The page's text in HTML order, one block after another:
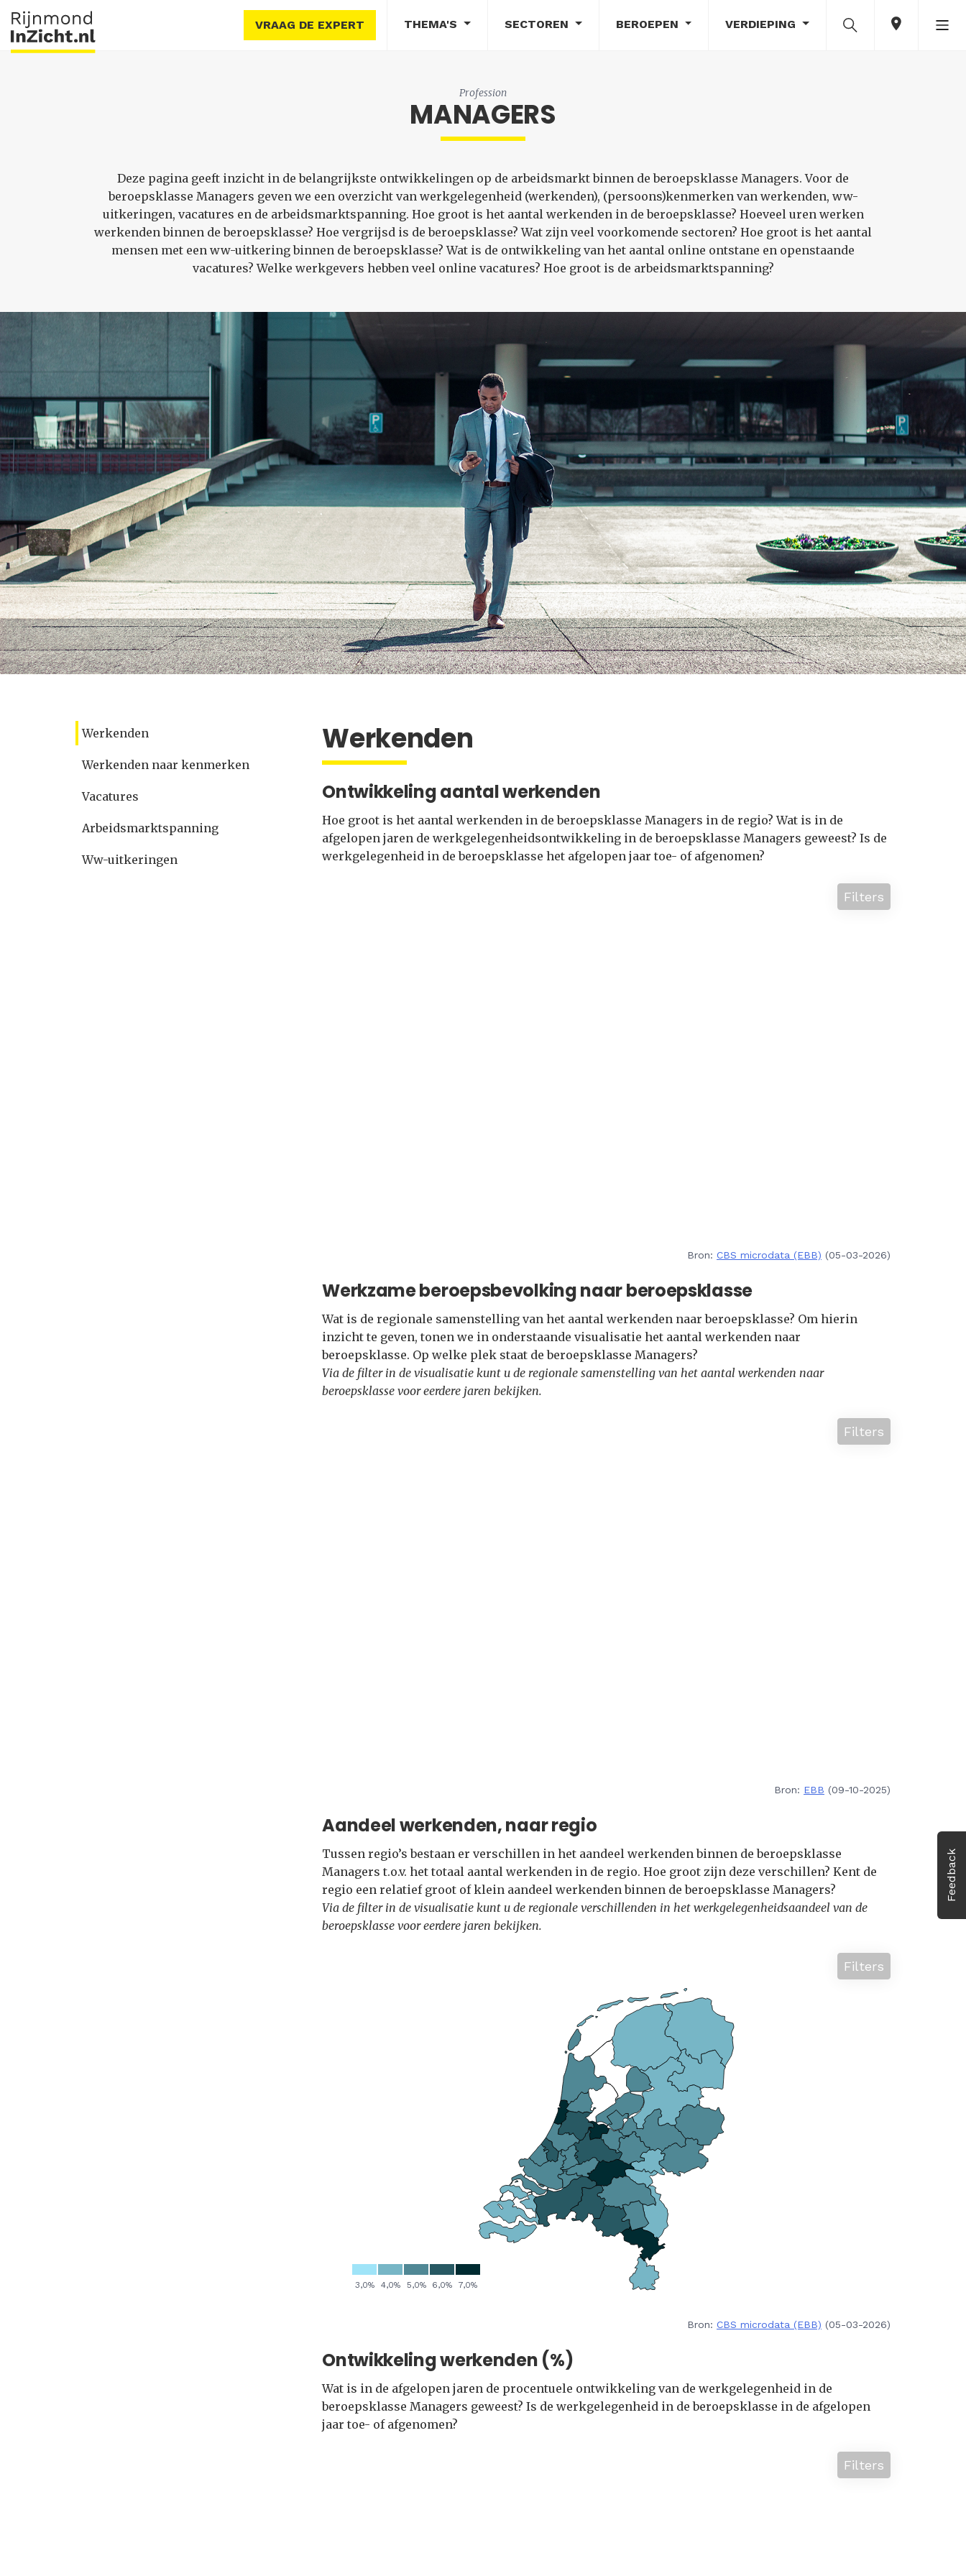
VRAAG DE EXPERT THEMA'S SECTOREN BEROEPEN VERDIEPING
Feedback
Profession
MANAGERS
Deze pagina geeft inzicht in de belangrijkste ontwikkelingen op de arbeidsmarkt binnen de beroepsklasse Managers. Voor de
beroepsklasse Managers geven we een overzicht van werkgelegenheid (werkenden), (persoons)kenmerken van werkenden, ww-
uitkeringen, vacatures en de arbeidsmarktspanning. Hoe groot is het aantal werkenden in de beroepsklasse? Hoeveel uren werken
werkenden binnen de beroepsklasse? Hoe vergrijsd is de beroepsklasse? Wat zijn veel voorkomende sectoren? Hoe groot is het aantal
mensen met een ww-uitkering binnen de beroepsklasse? Wat is de ontwikkeling van het aantal online ontstane en openstaande
vacatures? Welke werkgevers hebben veel online vacatures? Hoe groot is de arbeidsmarktspanning?
Werkenden
Werkenden naar kenmerken
Vacatures
Arbeidsmarktspanning
Ww-uitkeringen
Werkenden
Ontwikkeling aantal werkenden
Hoe groot is het aantal werkenden in de beroepsklasse Managers in de regio? Wat is in de
afgelopen jaren de werkgelegenheidsontwikkeling in de beroepsklasse Managers geweest? Is de
werkgelegenheid in de beroepsklasse het afgelopen jaar toe- of afgenomen?
Filters
Bron: CBS microdata (EBB) (05-03-2026)
Werkzame beroepsbevolking naar beroepsklasse
Wat is de regionale samenstelling van het aantal werkenden naar beroepsklasse? Om hierin
inzicht te geven, tonen we in onderstaande visualisatie het aantal werkenden naar
beroepsklasse. Op welke plek staat de beroepsklasse Managers?
Via de filter in de visualisatie kunt u de regionale samenstelling van het aantal werkenden naar
beroepsklasse voor eerdere jaren bekijken.
Filters
Bron: EBB (09-10-2025)
Aandeel werkenden, naar regio
Tussen regio’s bestaan er verschillen in het aandeel werkenden binnen de beroepsklasse
Managers t.o.v. het totaal aantal werkenden in de regio. Hoe groot zijn deze verschillen? Kent de
regio een relatief groot of klein aandeel werkenden binnen de beroepsklasse Managers?
Via de filter in de visualisatie kunt u de regionale verschillenden in het werkgelegenheidsaandeel van de
beroepsklasse voor eerdere jaren bekijken.
Filters
Bron: CBS microdata (EBB) (05-03-2026)
Ontwikkeling werkenden (%)
Wat is in de afgelopen jaren de procentuele ontwikkeling van de werkgelegenheid in de
beroepsklasse Managers geweest? Is de werkgelegenheid in de beroepsklasse in de afgelopen
jaar toe- of afgenomen?
Filters